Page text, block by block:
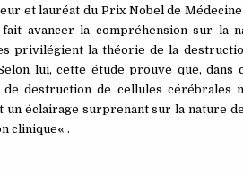
et lauréat du Prix Nobel de
avancer la compréhension sur la
privilégient la théorie de la
lui, cette étude prouve que, dans
de destruction de cellules cérébrales
un éclairage surprenant sur la nature
clinique« .